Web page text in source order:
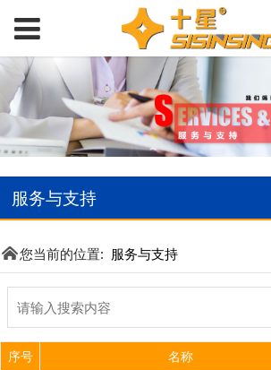
服务与支持
您当前的位置: 服务与支持
序号 名称